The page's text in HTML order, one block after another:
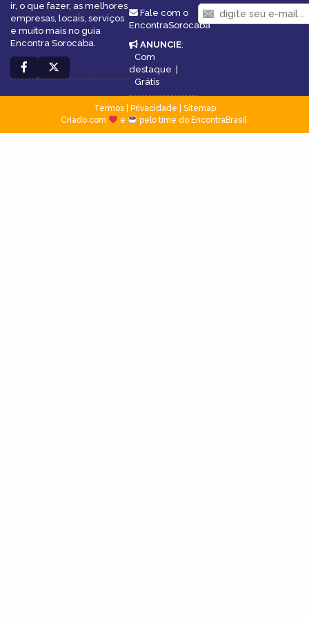
ir, o que fazer, as melhores
empresas, locais, serviços
e muito mais no guia
Encontra Sorocaba.
Fale com o
EncontraSorocaba
ANUNCIE:
Com
destaque |
Grátis
Termos| Privacidade
Sitemap
Criado com
e pelo time do EncontraBrasil